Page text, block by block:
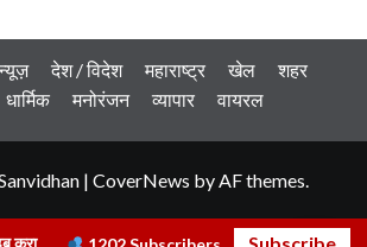
देश / विदेश महाराष्ट्र खेल
शहर
धार्मिक मनोरंजन व्यापार वायरल
| CoverNews by AF themes.